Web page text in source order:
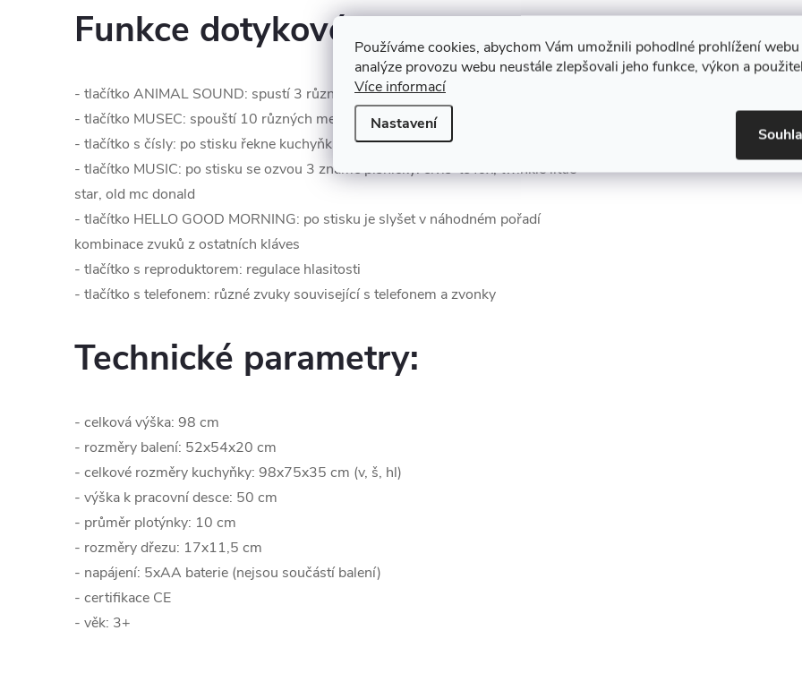
Používáme cookies, abychom Vám umožnili pohodlné prohlížení
analýze provozu webu neustále zlepšovali jeho funkce, výkon a
Více informací
Nastavení
Funkce dotykového panelu:
- tlačítko ANIMAL SOUND: spustí 3 různé melodie s hlasy 3 různých zvířat
- tlačítko MUSEC: spouští 10 různých melodií
- tlačítko s čísly: po stisku řekne kuchyňka anglicky čísla od 0 do 10
- tlačítko MUSIC: po stisku se ozvou 3 známé písničky: elvis-te fox, twinkle little
star, old mc donald
- tlačítko HELLO GOOD MORNING: po stisku je slyšet v náhodném pořadí
kombinace zvuků z ostatních kláves
- tlačítko s reproduktorem: regulace hlasitosti
- tlačítko s telefonem: různé zvuky související s telefonem a zvonky
Technické parametry:
- celková výška: 98 cm
- rozměry balení: 52x54x20 cm
- celkové rozměry kuchyňky: 98x75x35 cm (v, š, hl)
- výška k pracovní desce: 50 cm
- průměr plotýnky: 10 cm
- rozměry dřezu: 17x11,5 cm
- napájení: 5xAA baterie (nejsou součástí balení)
- certifikace CE
- věk: 3+